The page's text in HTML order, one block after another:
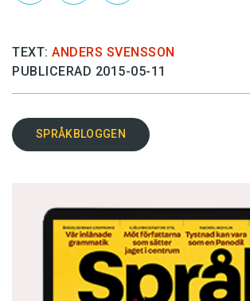
TEXT: ANDERS SVENSSON
PUBLICERAD 2015-05-11
SPRÅKBLOGGEN